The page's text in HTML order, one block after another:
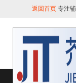
返回首页 专注